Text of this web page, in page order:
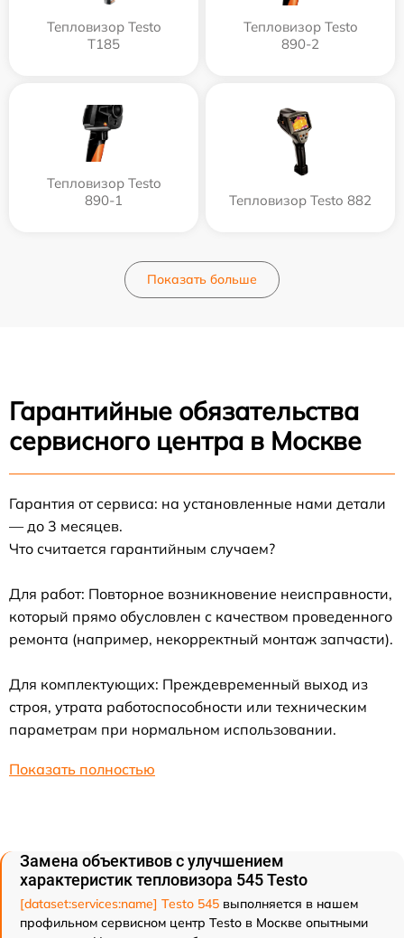
Тепловизор Testo
T185
Тепловизор Testo
890-2
Тепловизор Testo
890-1
Тепловизор Testo 882
Показать больше
Гарантийные обязательства
сервисного центра в Москве
Гарантия от сервиса: на установленные нами детали
— до 3 месяцев.
Что считается гарантийным случаем?
Для работ: Повторное возникновение неисправности,
который прямо обусловлен с качеством проведенного
ремонта (например, некорректный монтаж запчасти).
Для комплектующих: Преждевременный выход из
строя, утрата работоспособности или техническим
параметрам при нормальном использовании.
Показать полностью
Замена объективов с улучшением
характеристик тепловизора 545 Testo
[dataset:services:name] Testo 545 выполняется в нашем
профильном сервисном центр Testo в Москве опытными